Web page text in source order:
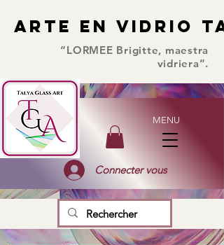
ARTE EN VIDRIO
ARTE EN VIDRIO
“LORMEE Brigitte, maestra
vidriera”.
MENU
Connecter vous